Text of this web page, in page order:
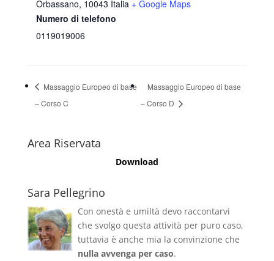
Orbassano, 10043 Italia + Google Maps
Numero di telefono
0119019006
Massaggio Europeo di base
– Corso C
Massaggio Europeo di base
– Corso D
Area Riservata
Download
Sara Pellegrino
Con onestà e umiltà devo raccontarvi
che svolgo questa attività per puro caso,
tuttavia è anche mia la convinzione che
nulla avvenga per caso.